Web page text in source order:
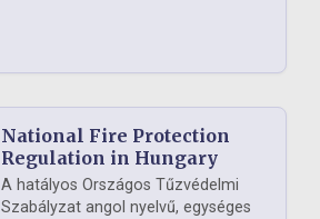
National Fire Protection
Regulation in Hungary
A hatályos Országos Tűzvédelmi
Szabályzat angol nyelvű, egységes